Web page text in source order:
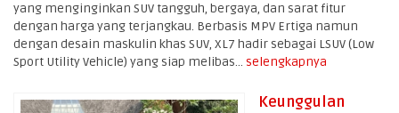
yang menginginkan SUV tangguh, bergaya, dan sarat fitur
dengan harga yang terjangkau. Berbasis MPV Ertiga namun
dengan desain maskulin khas SUV, XL7 hadir sebagai LSUV (Low
Sport Utility Vehicle) yang siap melibas... selengkapnya
Keunggulan